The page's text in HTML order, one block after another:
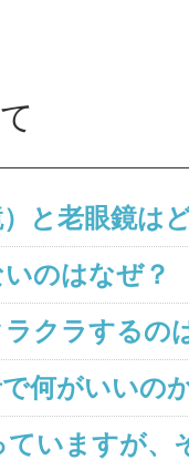
と老眼鏡は
のはなぜ？
クラするの
何がいいの
いますが、